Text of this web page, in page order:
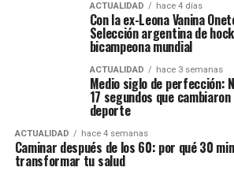
ACTUALIDAD hace 4 días
Con la ex-Leona Vanina
Selección argentina de
bicampeona mundial
ACTUALIDAD hace 3 semanas
Medio siglo de perfección:
17 segundos que
deporte
ACTUALIDAD hace 4 semanas
Caminar después de los 60: por qué 30
transformar tu salud